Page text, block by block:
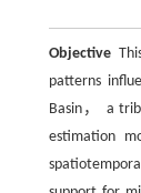
Objective
patterns
Basin， a
estimation